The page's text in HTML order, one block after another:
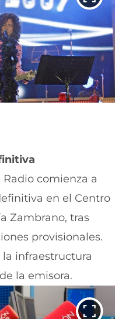
comienza a
en el Centro
Zambrano, tras
provisionales.
infraestructura
la emisora.